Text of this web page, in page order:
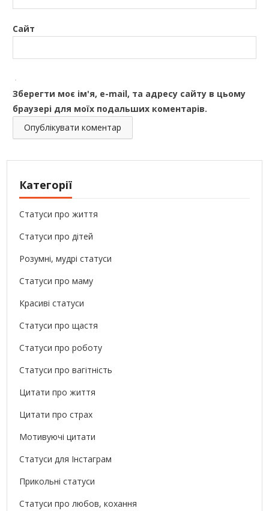
Сайт
Зберегти моє ім'я, e-mail, та адресу сайту в цьому
браузері для моїх подальших коментарів.
Категорії
Статуси про життя
Статуси про дітей
Розумні, мудрі статуси
Статуси про маму
Красиві статуси
Статуси про щастя
Статуси про роботу
Статуси про вагітність
Цитати про життя
Цитати про страх
Мотивуючі цитати
Статуси для Інстаграм
Прикольні статуси
Статуси про любов, кохання